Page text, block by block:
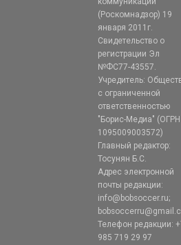
(Роскомнадзор) 19
января 2011г.
Свидетельство о
регистрации Эл
№ФС77-43557.
Учредитель:
с ограниченной
ответственностью
"Борис-Медиа" (ОГРН
1095009003572)
Главный редактор:
Тосунян Б.С.
Адрес электронной
почты редакции:
info@bobsoccer.ru;
Телефон редакции:
985 719 29 97